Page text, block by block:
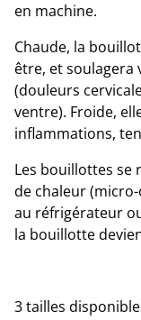
en machine.
Chaude, la
être, et
(douleurs
ventre). Froide,
inflammations,
Les bouillottes se
de chaleur
au réfrigérateur
la bouillotte
3 tailles